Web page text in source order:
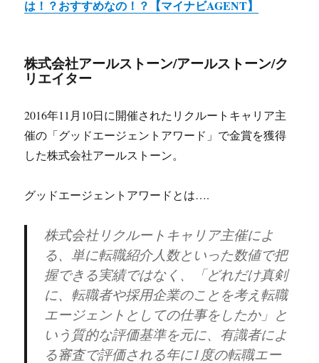
は！？おすすめなの！？【マイナビAGENT】
株式会社アールストーン/アールストーン/ク
リエイター
2016年11月10日に開催されたリクルートキャリア主
催の「グッドエージェントアワード」で金賞を獲得
した株式会社アールストーン。
グッドエージェントアワードとは….
株式会社リクルートキャリア主催によ
る、単に転職紹介⼈数といった数値で把
握できる実績ではなく、「どれだけ真剣
に、転職者や採⽤企業のことを考え転職
エージェントとしての仕事をしたか」と
いう質的な評価基準を元に、有識者によ
る審査で評価される年に1度の転職エー